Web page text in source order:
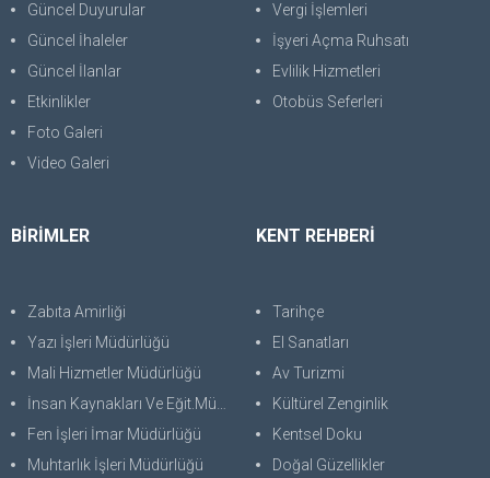
Güncel Duyurular
Güncel İhaleler
Güncel İlanlar
Etkinlikler
Foto Galeri
Video Galeri
Vergi İşlemleri
İşyeri Açma Ruhsatı
Evlilik Hizmetleri
Otobüs Seferleri
BİRİMLER
Zabıta Amirliği
Yazı İşleri Müdürlüğü
Mali Hizmetler Müdürlüğü
İnsan Kaynakları Ve Eğit.Müdürlüğü
Fen İşleri İmar Müdürlüğü
Muhtarlık İşleri Müdürlüğü
KENT REHBERİ
Tarihçe
El Sanatları
Av Turizmi
Kültürel Zenginlik
Kentsel Doku
Doğal Güzellikler